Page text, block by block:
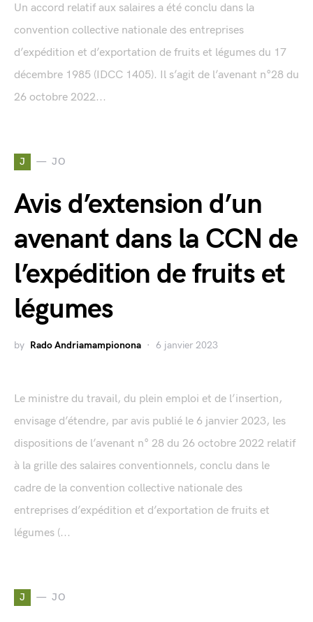
Un accord relatif aux salaires a été conclu dans la
convention collective nationale des entreprises
d’expédition et d’exportation de fruits et légumes du 17
décembre 1985 (IDCC 1405). Il s’agit de l’avenant n°28 du
26 octobre 2022...
J JO
Avis d’extension d’un
avenant dans la CCN de
l’expédition de fruits et
légumes
by Rado Andriamampionona 6 janvier 2023
Le ministre du travail, du plein emploi et de l’insertion,
envisage d’étendre, par avis publié le 6 janvier 2023, les
dispositions de l’avenant n° 28 du 26 octobre 2022 relatif
à la grille des salaires conventionnels, conclu dans le
cadre de la convention collective nationale des
entreprises d’expédition et d’exportation de fruits et
légumes (...
J JO